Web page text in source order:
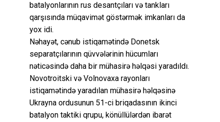
batalyonlarının rus desantçıları və tankları
qarşısında müqavimət göstərmək imkanları da
yox idi.
Nəhayət, cənub istiqamətində Donetsk
separatçılarının qüvvələrinin hücumları
nəticəsində daha bir mühasirə həlqəsi yaradıldı.
Novotroitski və Volnovaxa rayonları
istiqamətində yaradılan mühasirə həlqəsinə
Ukrayna ordusunun 51-ci briqadasının ikinci
batalyon taktiki qrupu, könüllülərdən ibarət